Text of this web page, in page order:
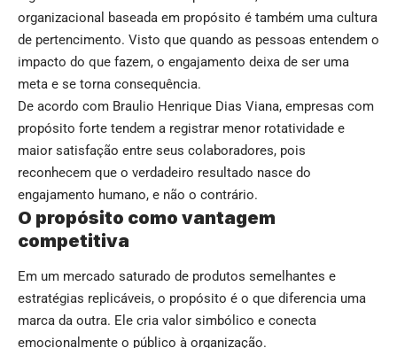
organizacional baseada em propósito é também uma cultura
de pertencimento. Visto que quando as pessoas entendem o
impacto do que fazem, o engajamento deixa de ser uma
meta e se torna consequência.
De acordo com Braulio Henrique Dias Viana, empresas com
propósito forte tendem a registrar menor rotatividade e
maior satisfação entre seus colaboradores, pois
reconhecem que o verdadeiro resultado nasce do
engajamento humano, e não o contrário.
O propósito como vantagem
competitiva
Em um mercado saturado de produtos semelhantes e
estratégias replicáveis, o propósito é o que diferencia uma
marca da outra. Ele cria valor simbólico e conecta
emocionalmente o público à organização.